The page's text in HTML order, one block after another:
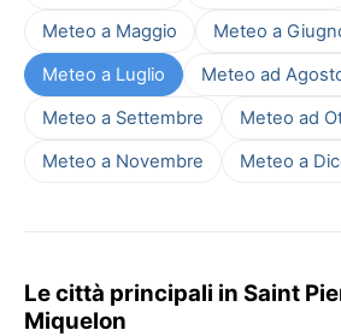
Meteo a Maggio
Meteo a
Meteo a Luglio
Meteo ad
Meteo a Settembre
Meteo ad
Meteo a Novembre
Meteo a
Le città principali in Saint
Miquelon